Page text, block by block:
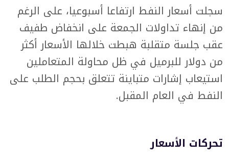
سجلت أسعار النفط ارتفاعا أسبوعيا، على الرغم
من إنهاء تداولات الجمعة على انخفاض طفيف
عقب جلسة متقلبة هبطت خلالها الأسعار أكثر
من دولار للبرميل في ظل محاولة المتعاملين
استيعاب إشارات متباينة تتعلق بحجم الطلب على
النفط في العام المقبل.
تحركات الأسعار